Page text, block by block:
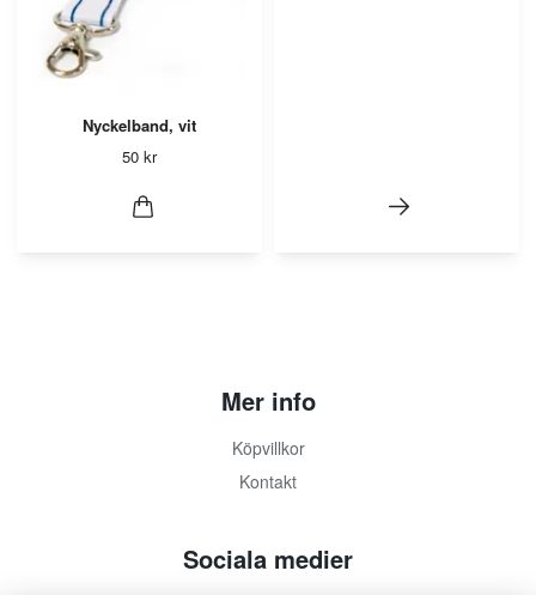
Nyckelband, vit
50 kr
Mer info
Köpvillkor
Kontakt
Sociala medier